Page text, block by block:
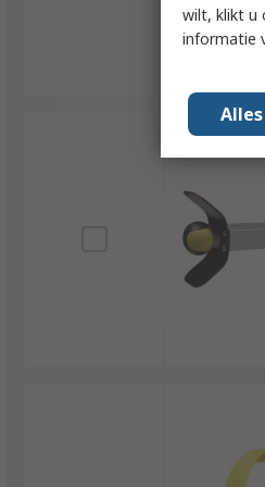
wilt, klikt u
informatie